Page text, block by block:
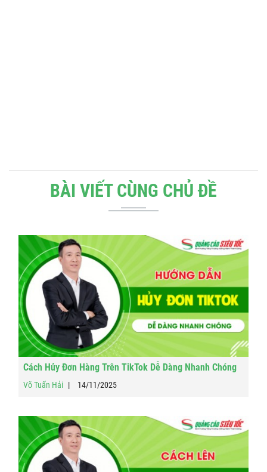
BÀI VIẾT CÙNG CHỦ ĐỀ
Cách Hủy Đơn Hàng Trên TikTok Dễ Dàng Nhanh Chóng
Võ Tuấn Hải 14/11/2025